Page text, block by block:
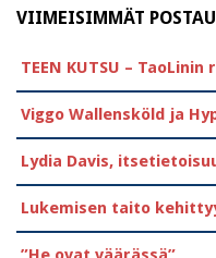
VIIMEISIMMÄT
TEEN KUTSU –
Viggo Wallensköld ja
Lydia Davis,
Lukemisen taito